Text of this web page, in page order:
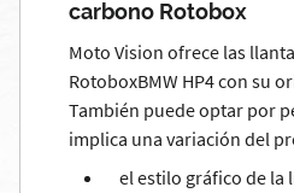
carbono Rotobox
Moto Vision ofrece las
RotoboxBMW HP4 con su
También puede optar por
implica una variación del
el estilo gráfico de la